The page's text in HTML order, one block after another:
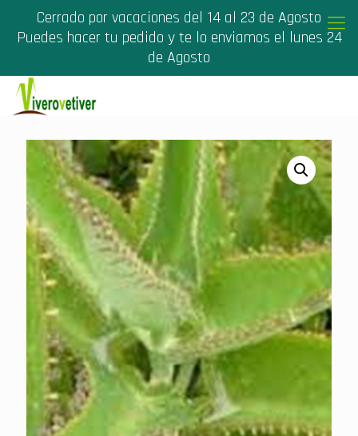
Cerrado por vacaciones del 14 al 23 de Agosto
Puedes hacer tu pedido y te lo enviamos el lunes 24
de Agosto